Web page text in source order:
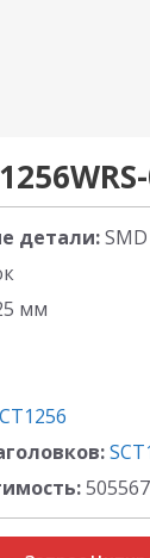
детали:
мм